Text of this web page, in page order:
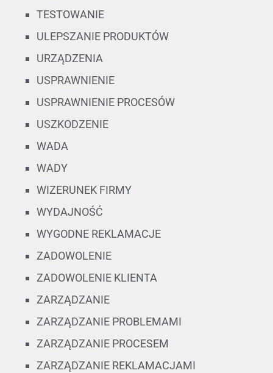
TESTOWANIE
ULEPSZANIE PRODUKTÓW
URZĄDZENIA
USPRAWNIENIE
USPRAWNIENIE PROCESÓW
USZKODZENIE
WADA
WADY
WIZERUNEK FIRMY
WYDAJNOŚĆ
WYGODNE REKLAMACJE
ZADOWOLENIE
ZADOWOLENIE KLIENTA
ZARZĄDZANIE
ZARZĄDZANIE PROBLEMAMI
ZARZĄDZANIE PROCESEM
ZARZĄDZANIE REKLAMACJAMI